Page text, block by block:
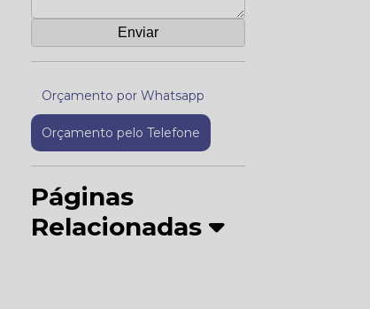
Orçamento por Whatsapp
Orçamento pelo Telefone
Páginas
Relacionadas